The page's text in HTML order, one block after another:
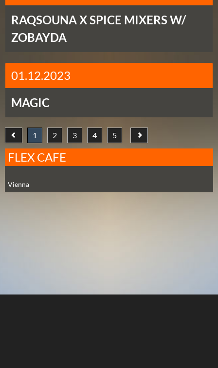
RAQSOUNA X SPICE MIXERS W/
ZOBAYDA
01.12.2023
MAGIC
1 2 3 4 5
FLEX CAFE
Vienna